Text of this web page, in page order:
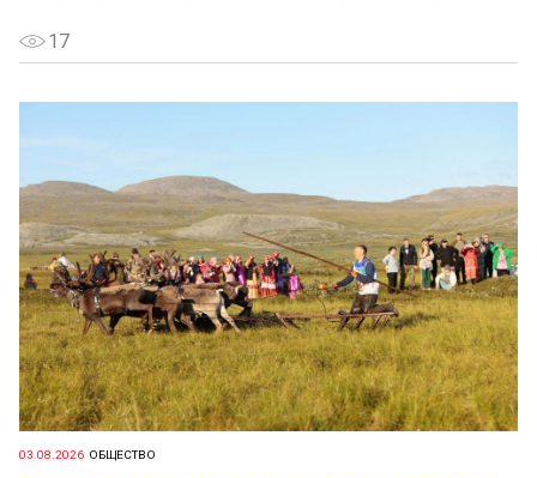
17
03.08.2026 ОБЩЕСТВО